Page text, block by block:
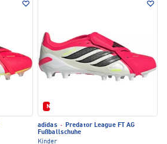
Neu
adidas · Predator League FT AG
Fußballschuhe
Kinder